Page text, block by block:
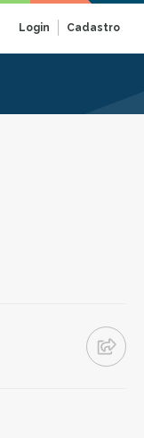
Login Cadastro